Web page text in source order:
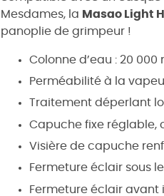
Mesdames, la Masao Light
panoplie de grimpeur !
Colonne d’eau : 20 000
Perméabilité à la
Traitement déperlant
Capuche fixe réglable,
Visière de capuche
Fermeture éclair sous
Fermeture éclair